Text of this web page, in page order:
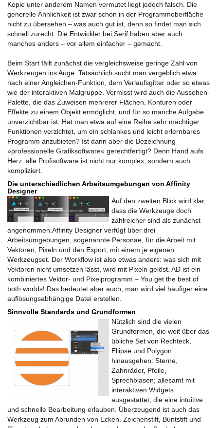
Kopie unter anderem Namen vermutet liegt jedoch falsch. Die
generelle Ähnlichkeit ist zwar schon in der Programmoberfläche
nicht zu übersehen – was auch gut ist, denn so findet man sich
schnell zurecht. Die Entwickler bei Serif haben aber auch
manches anders – vor allem einfacher – gemacht.
Beim Start fällt zunächst die vergleichsweise geringe Zahl von
Werkzeugen ins Auge. Tatsächlich sucht man vergeblich etwa
nach einer Angleichen-Funktion, dem Verlaufsgitter oder so etwas
wie der interaktiven Malgruppe. Vermisst wird auch die Aussehen-
Palette, die das Zuweisen mehrerer Flächen, Konturen oder
Effekte zu einem Objekt ermöglicht, und für so manche Aufgabe
unverzichtbar ist. Hat man etwa auf eine Reihe sehr mächtiger
Funktionen verzichtet, um ein schlankes und leicht erlernbares
Programm anzubieten? Ist dann aber die Bezeichnung
»professionelle Grafiksoftware« gerechtfertigt? Denn Hand aufs
Herz: alle Profisoftware ist nicht nur komplex, sondern auch
kompliziert.
Die unterschiedlichen Arbeitsumgebungen von Affinity
Designer
Auf den zweiten Blick wird klar,
dass die Werkzeuge doch
zahlreicher sind als zunächst
angenommen. Affinity Designer verfügt über drei
Arbeitsumgebungen, sogenannte Personae, für die Arbeit mit
Vektoren, Pixeln und den Export, mit einem je eigenen
Werkzeugset. Der Workflow ist also etwas anders: was sich mit
Vektoren nicht umsetzen lässt, wird mit Pixeln gelöst. AD ist ein
kombiniertes Vektor- und Pixelprogramm – You get the best of
both worlds! Das bedeutet aber auch, man wird viel häufiger eine
auflösungsabhängige Datei erstellen.
Sinnvolle Standards und Grundformen
Nützlich sind die vielen
Grundformen, die weit über das
übliche Set von Rechteck,
Ellipse und Polygon
hinausgehen: Sterne,
Zahnräder, Pfeile,
Sprechblasen; allesamt mit
interaktiven Widgets
ausgestattet, die eine intuitive
und schnelle Bearbeitung erlauben. Überzeugend ist auch das
Werkzeug zum Abrunden von Ecken. Zeichenstift, Buntstift und